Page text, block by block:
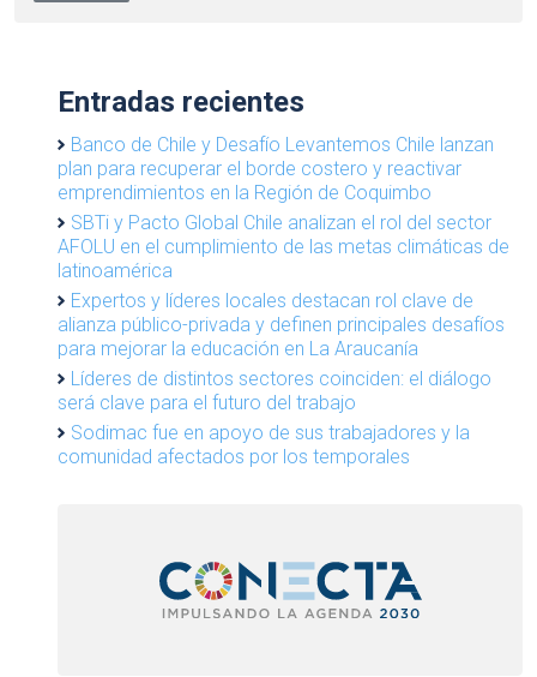
Entradas recientes
Banco de Chile y Desafío Levantemos Chile lanzan
plan para recuperar el borde costero y reactivar
emprendimientos en la Región de Coquimbo
SBTi y Pacto Global Chile analizan el rol del sector
AFOLU en el cumplimiento de las metas climáticas de
latinoamérica
Expertos y líderes locales destacan rol clave de
alianza público-privada y definen principales desafíos
para mejorar la educación en La Araucanía
Líderes de distintos sectores coinciden: el diálogo
será clave para el futuro del trabajo
Sodimac fue en apoyo de sus trabajadores y la
comunidad afectados por los temporales